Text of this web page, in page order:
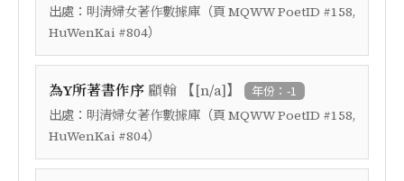
出處： 明清婦女著作數據庫 （頁 MQWW PoetID #158,
HuWenKai #804）
為Y所著書作序 顧翰 【[n/a]】 年份：-1
出處： 明清婦女著作數據庫 （頁 MQWW PoetID #158,
HuWenKai #804）